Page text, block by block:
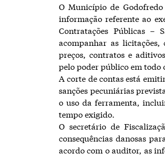
O Município de
informação referente ao
Contratações Públicas –
acompanhar as licitações,
preços, contratos e
pelo poder público em todo
A corte de contas está
sanções pecuniárias
o uso da ferramenta,
tempo exigido.
O secretário de
consequências danosas
acordo com o auditor, as